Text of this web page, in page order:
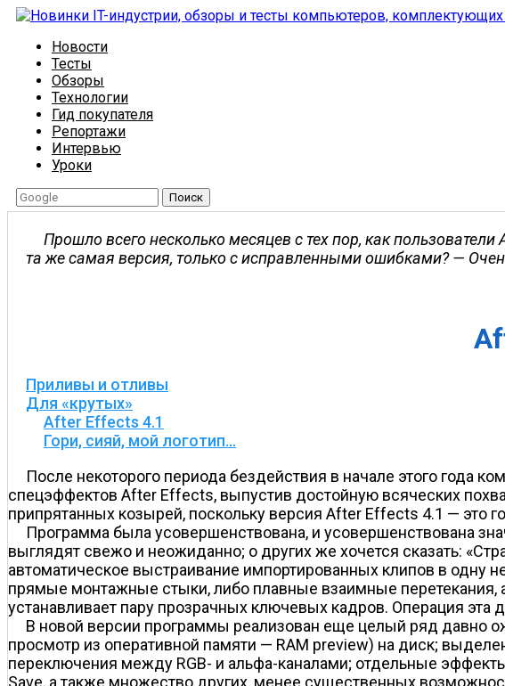
Новости
Тесты
Обзоры
Технологии
Гид покупателя
Репортажи
Интервью
Уроки
Поиск
Прошло всего несколько месяцев с тех пор, как
та же самая версия, только с исправленными ошибками? —
Приливы и отливы
Для «крутых»
After Effects 4.1
Гори, сияй, мой логотип…
После некоторого периода бездействия в начале этого года
спецэффектов After Effects, выпустив достойную всяческих
припрятанных козырей, поскольку версия After Effects 4.1 — это
Программа была усовершенствована, и усовершенствована
выглядят свежо и неожиданно; о других же хочется сказать:
автоматическое выстраивание импортированных клипов в
прямые монтажные стыки, либо плавные взаимные
устанавливает пару прозрачных ключевых кадров. Операция эта
В новой версии программы реализован еще целый ряд давно
просмотр из оперативной памяти — RAM preview) на диск;
переключения между RGB- и альфа-каналами; отдельные
Save, а также множество других, менее существенных